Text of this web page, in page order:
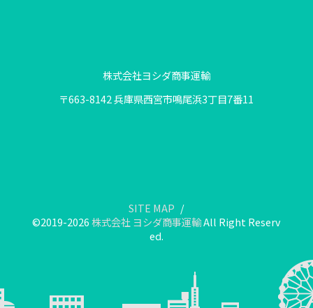
株式会社ヨシダ商事運輸
〒663-8142 兵庫県西宮市鳴尾浜3丁目7番11
SITE MAP
©2019-2026株式会社 ヨシダ商事運輸All Right Reserv
ed.